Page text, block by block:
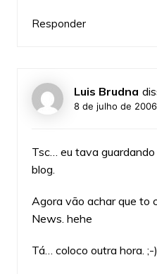
Responder
Luis Brudna
8 de julho de
Tsc… eu tava
blog.
Agora vão achar que to
News. hehe
Tá… coloco outra hora. ;-)